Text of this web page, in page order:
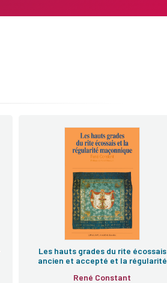
Les hauts grades du rite écossais
ancien et accepté et la régularité
René Constant